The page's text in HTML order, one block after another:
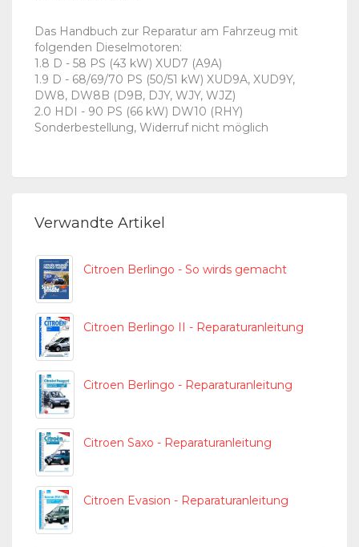
Das Handbuch zur Reparatur am Fahrzeug mit
folgenden Dieselmotoren:
1.8 D - 58 PS (43 kW) XUD7 (A9A)
1.9 D - 68/69/70 PS (50/51 kW) XUD9A, XUD9Y,
DW8, DW8B (D9B, DJY, WJY, WJZ)
2.0 HDI - 90 PS (66 kW) DW10 (RHY)
Sonderbestellung, Widerruf nicht möglich
Verwandte Artikel
Citroen Berlingo - So wirds gemacht
Citroen Berlingo II - Reparaturanleitung
Citroen Berlingo - Reparaturanleitung
Citroen Saxo - Reparaturanleitung
Citroen Evasion - Reparaturanleitung